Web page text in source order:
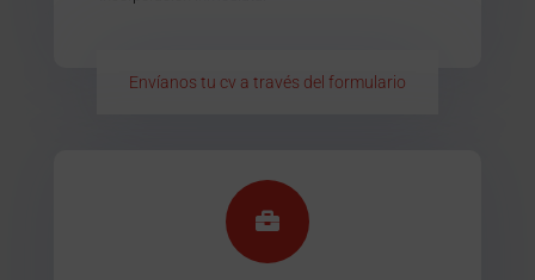
Envíanos tu cv a través del formulario
